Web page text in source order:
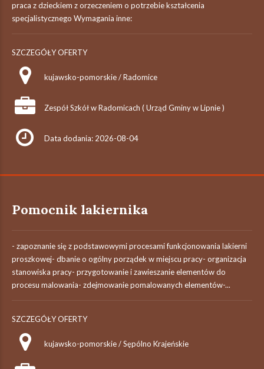
praca z dzieckiem z orzeczeniem o potrzebie kształcenia
specjalistycznego Wymagania inne:
SZCZEGÓŁY OFERTY
kujawsko-pomorskie / Radomice
Zespół Szkół w Radomicach ( Urząd Gminy w Lipnie )
Data dodania: 2026-08-04
Pomocnik lakiernika
- zapoznanie się z podstawowymi procesami funkcjonowania lakierni
proszkowej- dbanie o ogólny porządek w miejscu pracy- organizacja
stanowiska pracy- przygotowanie i zawieszanie elementów do
procesu malowania- zdejmowanie pomalowanych elementów-...
SZCZEGÓŁY OFERTY
kujawsko-pomorskie / Sępólno Krajeńskie